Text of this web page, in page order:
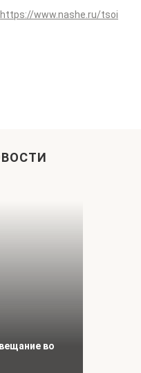
https://www.nashe.ru/tsoi
во